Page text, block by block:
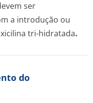
ser
a introdução ou
tri-hidratada.
do